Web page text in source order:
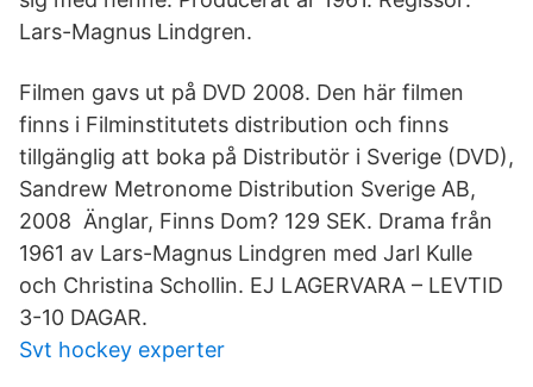
Lars-Magnus Lindgren.
Filmen gavs ut på DVD 2008. Den här filmen
finns i Filminstitutets distribution och finns
tillgänglig att boka på Distributör i Sverige (DVD),
Sandrew Metronome Distribution Sverige AB,
2008 Änglar, Finns Dom? 129 SEK. Drama från
1961 av Lars-Magnus Lindgren med Jarl Kulle
och Christina Schollin. EJ LAGERVARA – LEVTID
3-10 DAGAR.
Svt hockey experter